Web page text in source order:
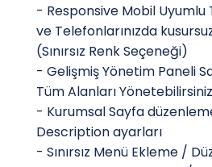
- Responsive Mobil Uyumlu
ve Telefonlarınızda
(Sınırsız Renk Seçeneği)
- Gelişmiş Yönetim Paneli
Tüm Alanları
- Kurumsal Sayfa
Description ayarları
- Sınırsız Menü Ekleme /